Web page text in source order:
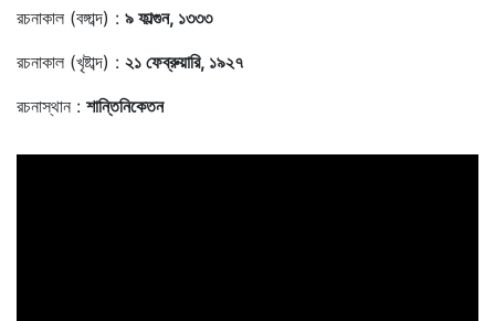
রচনাকাল (বঙ্গাব্দ) : ৯ ফাল্গুন, ১৩৩৩
রচনাকাল (খৃষ্টাব্দ) : ২১ ফেব্রুয়ারি, ১৯২৭
রচনাস্থান : শান্তিনিকেতন